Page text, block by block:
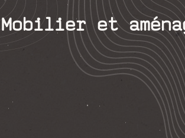
Mobilier et